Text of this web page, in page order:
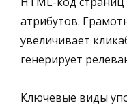
атрибутов.
увеличивает
генерирует
Ключевые виды